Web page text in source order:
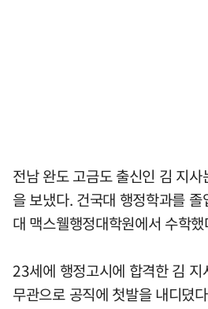
전남 완도 고금도 출신인 김 지
을 보냈다. 건국대 행정학과를
대 맥스웰행정대학원에서 수학했
23세에 행정고시에 합격한 김
무관으로 공직에 첫발을 내디뎠